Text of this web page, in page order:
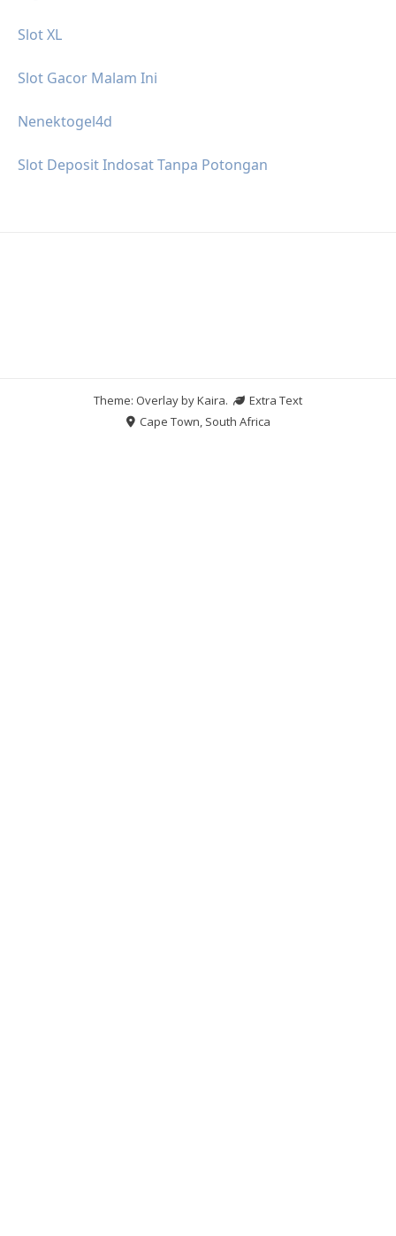
Slot XL
Slot Gacor Malam Ini
Nenektogel4d
Slot Deposit Indosat Tanpa Potongan
Theme: Overlay byKaira.
Extra Text
Cape Town, South Africa